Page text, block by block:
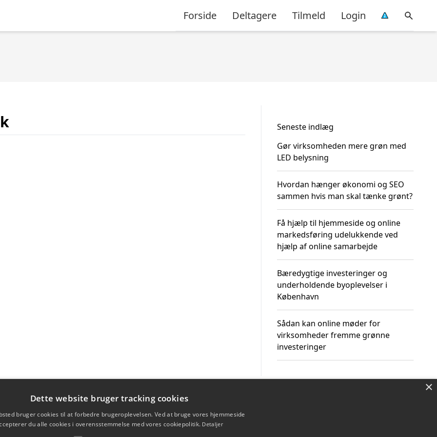
Forside Deltagere Tilmeld Login
Seneste indlæg
Gør virksomheden mere grøn med
LED belysning
Hvordan hænger økonomi og SEO
sammen hvis man skal tænke grønt?
Få hjælp til hjemmeside og online
markedsføring udelukkende ved
hjælp af online samarbejde
Bæredygtige investeringer og
underholdende byoplevelser i
København
Sådan kan online møder for
virksomheder fremme grønne
investeringer
×
Dette website bruger tracking cookies
bruger cookies til at forbedre brugeroplevelsen. Ved at bruge vores hjemmeside
du alle cookies i overensstemmelse med vores cookiepolitik. Detaljer